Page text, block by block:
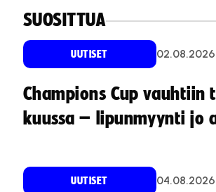
SUOSITTUA
UUTISET 02.08.2026
Champions Cup vauhtiin
kuussa – lipunmyynti jo
UUTISET 04.08.2026